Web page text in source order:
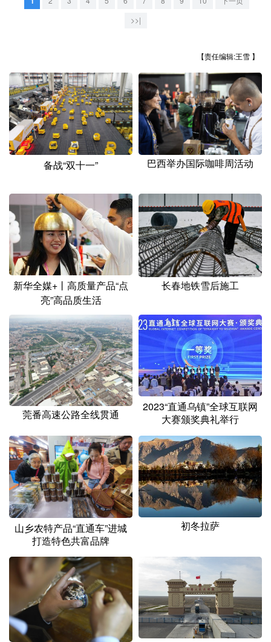
浙江 安徽 福建 江西
山东 河南 湖北 湖南
广东 广西 海南 重庆
四川 贵州 云南 西藏
新疆 内蒙古
多语种频道
English Español Français عربى
Русский язык
Deutsch Português
>>|
【责任编辑:王雪 】
备战“双十一” 巴西举办国际咖啡周活动
新华全媒+丨高质量产品“点
亮”高品质生活
长春地铁雪后施工
莞番高速公路全线贯通
2023“直通乌镇”全球互联网
大赛颁奖典礼举行
山乡农特产品“直通车”进城
打造特色共富品牌
初冬拉萨